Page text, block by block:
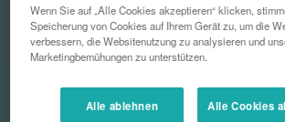
Wenn Sie auf „Alle Cookies akzeptieren“ klicken,
Speicherung von Cookies auf Ihrem Gerät zu, um die
verbessern, die Websitenutzung zu analysieren und
Marketingbemühungen zu unterstützen.
Alle ablehnen Alle Cookies